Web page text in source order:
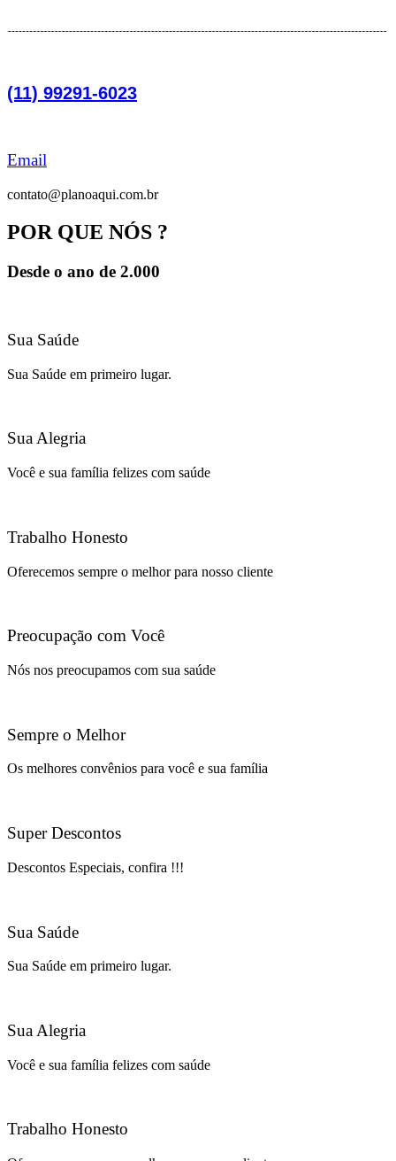
(11) 99291-6023
Email
contato@planoaqui.com.br
POR QUE NÓS ?
Desde o ano de 2.000
Sua Saúde
Sua Saúde em primeiro lugar.
Sua Alegria
Você e sua família felizes com saúde
Trabalho Honesto
Oferecemos sempre o melhor para nosso cliente
Preocupação com Você
Nós nos preocupamos com sua saúde
Sempre o Melhor
Os melhores convênios para você e sua família
Super Descontos
Descontos Especiais, confira !!!
Sua Saúde
Sua Saúde em primeiro lugar.
Sua Alegria
Você e sua família felizes com saúde
Trabalho Honesto